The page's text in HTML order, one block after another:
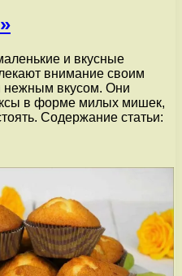
и вкусные
внимание своим
вкусом. Они
в форме милых мишек,
Содержание статьи: